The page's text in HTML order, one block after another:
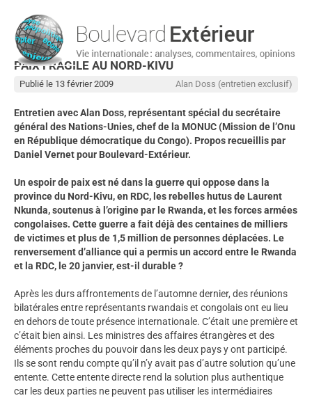
PAIX FRAGILE AU NORD-KIVU
Alan Doss (entretien exclusif)
Publié le 13 février 2009
Entretien avec Alan Doss, représentant spécial du secrétaire
général des Nations-Unies, chef de la MONUC (Mission de l’Onu
en République démocratique du Congo). Propos recueillis par
Daniel Vernet pour Boulevard-Extérieur.
Un espoir de paix est né dans la guerre qui oppose dans la
province du Nord-Kivu, en RDC, les rebelles hutus de Laurent
Nkunda, soutenus à l’origine par le Rwanda, et les forces armées
congolaises. Cette guerre a fait déjà des centaines de milliers
de victimes et plus de 1,5 million de personnes déplacées. Le
renversement d’alliance qui a permis un accord entre le Rwanda
et la RDC, le 20 janvier, est-il durable ?
Après les durs affrontements de l’automne dernier, des réunions
bilatérales entre représentants rwandais et congolais ont eu lieu
en dehors de toute présence internationale. C’était une première et
c’était bien ainsi. Les ministres des affaires étrangères et des
éléments proches du pouvoir dans les deux pays y ont participé.
Ils se sont rendu compte qu’il n’y avait pas d’autre solution qu’une
entente. Cette entente directe rend la solution plus authentique
car les deux parties ne peuvent pas utiliser les intermédiaires